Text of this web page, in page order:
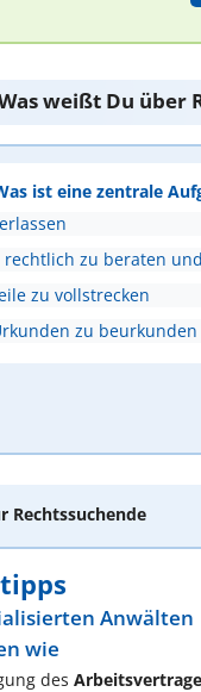
weißt Du über
ist eine zentrale
zu beraten
zu vollstrecken
zu beurkunden
Rechtssuchende
Anwälten
wie
des